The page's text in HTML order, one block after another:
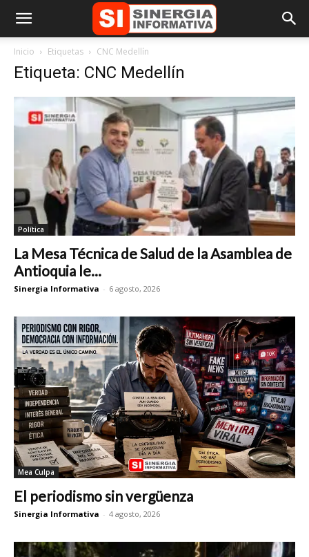
Inicio Etiquetas CNC Medellín
Etiqueta: CNC Medellín
Política
La Mesa Técnica de Salud de la Asamblea de
Antioquia le...
Sinergia Informativa - 6 agosto, 2026
Mea Culpa
El periodismo sin vergüenza
Sinergia Informativa - 4 agosto, 2026